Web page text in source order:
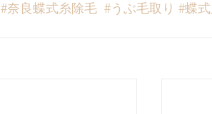
#奈良蝶式糸除毛 #うぶ毛取り #蝶